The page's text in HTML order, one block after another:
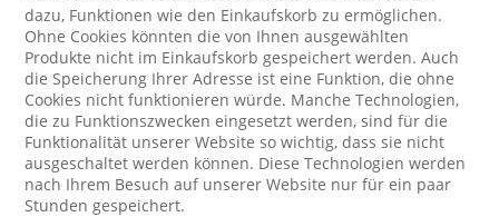
dazu, Funktionen wie den Einkaufskorb zu ermöglichen.
Ohne Cookies könnten die von Ihnen ausgewählten
Produkte nicht im Einkaufskorb gespeichert werden. Auch
die Speicherung Ihrer Adresse ist eine Funktion, die ohne
Cookies nicht funktionieren würde. Manche Technologien,
die zu Funktionszwecken eingesetzt werden, sind für die
Funktionalität unserer Website so wichtig, dass sie nicht
ausgeschaltet werden können. Diese Technologien werden
nach Ihrem Besuch auf unserer Website nur für ein paar
Stunden gespeichert.